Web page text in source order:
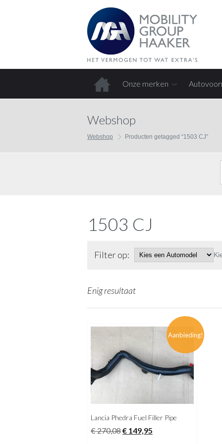
Onze merken
Webshop
Webshop Producten getagged “1503 CJ”
1503 CJ
Filter op:
Enig resultaat
Aanbieding!
Lancia Phedra Fuel Filler Pipe
€270,08Oorspronkelijke
€ 149,95